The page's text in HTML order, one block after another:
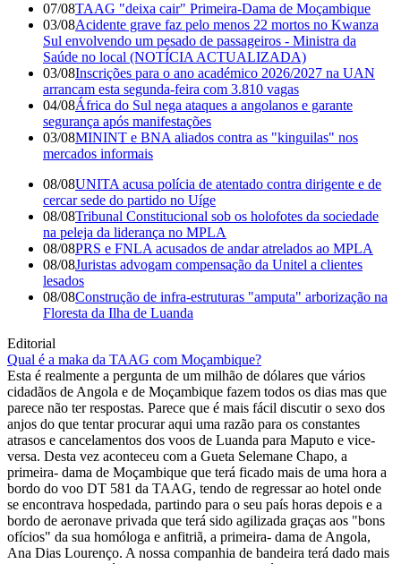
07/08TAAG "deixa cair" Primeira-Dama de Moçambique
03/08Acidente grave faz pelo menos 22 mortos no Kwanza
Sul envolvendo um pesado de passageiros - Ministra da
Saúde no local (NOTÍCIA ACTUALIZADA)
03/08Inscrições para o ano académico 2026/2027 na UAN
arrancam esta segunda-feira com 3.810 vagas
04/08África do Sul nega ataques a angolanos e garante
segurança após manifestações
03/08MININT e BNA aliados contra as "kinguilas" nos
mercados informais
08/08UNITA acusa polícia de atentado contra dirigente e de
cercar sede do partido no Uíge
08/08Tribunal Constitucional sob os holofotes da sociedade
na peleja da liderança no MPLA
08/08PRS e FNLA acusados de andar atrelados ao MPLA
08/08Juristas advogam compensação da Unitel a clientes
lesados
08/08Construção de infra-estruturas "amputa" arborização na
Floresta da Ilha de Luanda
Editorial
Qual é a maka da TAAG com Moçambique?
Esta é realmente a pergunta de um milhão de dólares que vários
cidadãos de Angola e de Moçambique fazem todos os dias mas que
parece não ter respostas. Parece que é mais fácil discutir o sexo dos
anjos do que tentar procurar aqui uma razão para os constantes
atrasos e cancelamentos dos voos de Luanda para Maputo e vice-
versa. Desta vez aconteceu com a Gueta Selemane Chapo, a
primeira- dama de Moçambique que terá ficado mais de uma hora a
bordo do voo DT 581 da TAAG, tendo de regressar ao hotel onde
se encontrava hospedada, partindo para o seu país horas depois e a
bordo de aeronave privada que terá sido agilizada graças aos "bons
ofícios" da sua homóloga e anfitriã, a primeira- dama de Angola,
Ana Dias Lourenço. A nossa companhia de bandeira terá dado mais